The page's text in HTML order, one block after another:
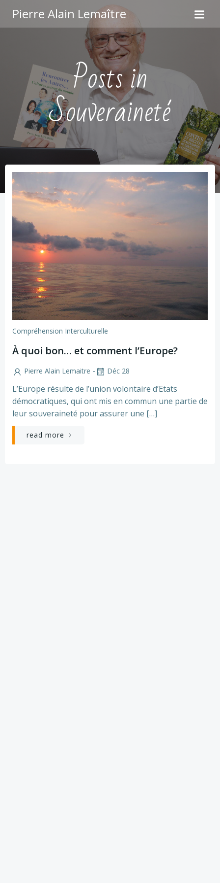
au
contenu
Pierre Alain Lemaître
Posts in
Souveraineté
Compréhension Interculturelle
À quoi bon… et comment l’Europe?
Pierre Alain Lemaitre - Déc 28
L’Europe résulte de l’union volontaire d’Etats
démocratiques, qui ont mis en commun une partie de
leur souveraineté pour assurer une […]
read more